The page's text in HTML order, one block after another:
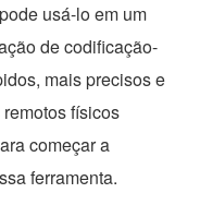
usá-lo em um
de codificação-
mais precisos e
físicos
começar a
ferramenta.